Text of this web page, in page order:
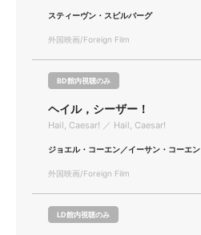
スティーヴン・スピルバーグ
外国映画/Foreign Film
BD館内視聴のみ
ヘイル，シーザー！
Hail, Caesar! ／ Hail, Caesar!
ジョエル・コーエン／イーサン・コーエン
外国映画/Foreign Film
LD館内視聴のみ